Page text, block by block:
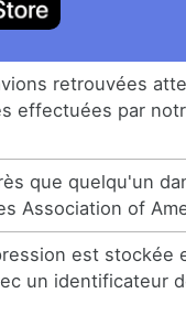
retrouvées
effectuées par
que quelqu'un
Association of
est stockée
un identificateur